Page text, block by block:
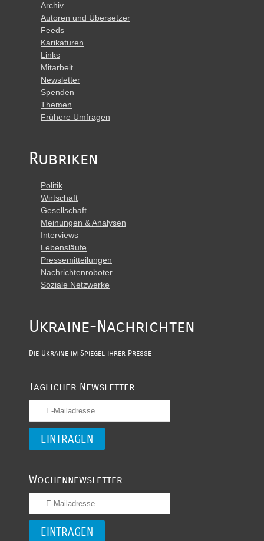
Archiv
Autoren und Übersetzer
Feeds
Karikaturen
Links
Mitarbeit
Newsletter
Spenden
Themen
Frühere Umfragen
Rubriken
Politik
Wirtschaft
Gesellschaft
Meinungen & Analysen
Interviews
Lebensläufe
Pressemitteilungen
Nachrichtenroboter
Soziale Netzwerke
Ukraine-Nachrichten
Die Ukraine im Spiegel ihrer Presse
Täglicher Newsletter
Wochennewsletter